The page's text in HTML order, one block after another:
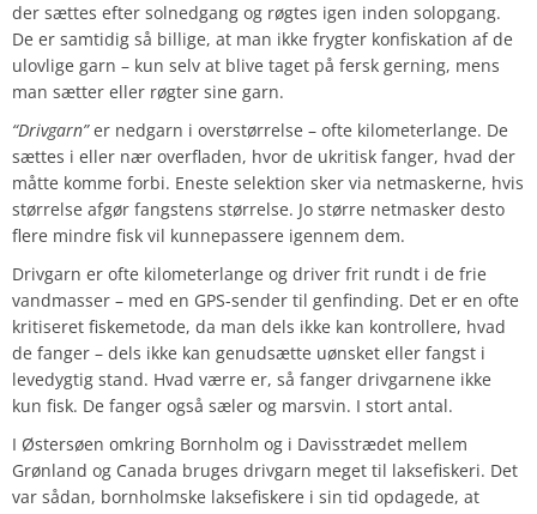
der sættes efter solnedgang og røgtes igen inden solopgang.
De er samtidig så billige, at man ikke frygter konfiskation af de
ulovlige garn – kun selv at blive taget på fersk gerning, mens
man sætter eller røgter sine garn.
“Drivgarn”er nedgarn i overstørrelse – ofte kilometerlange. De
sættes i eller nær overfladen, hvor de ukritisk fanger, hvad der
måtte komme forbi. Eneste selektion sker via netmaskerne, hvis
størrelse afgør fangstens størrelse. Jo større netmasker desto
flere mindre fisk vil kunnepassere igennem dem.
Drivgarn er ofte kilometerlange og driver frit rundt i de frie
vandmasser – med en GPS-sender til genfinding. Det er en ofte
kritiseret fiskemetode, da man dels ikke kan kontrollere, hvad
de fanger – dels ikke kan genudsætte uønsket eller fangst i
levedygtig stand. Hvad værre er, så fanger drivgarnene ikke
kun fisk. De fanger også sæler og marsvin. I stort antal.
I Østersøen omkring Bornholm og i Davisstrædet mellem
Grønland og Canada bruges drivgarn meget til laksefiskeri. Det
var sådan, bornholmske laksefiskere i sin tid opdagede, at